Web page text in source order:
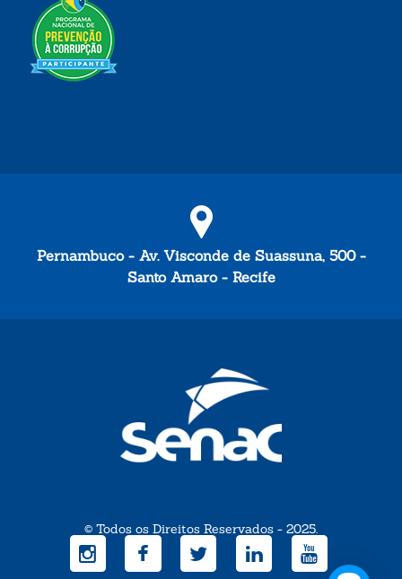
Pernambuco - Av. Visconde de Suassuna, 500 -
Santo Amaro - Recife
© Todos os Direitos Reservados - 2025.